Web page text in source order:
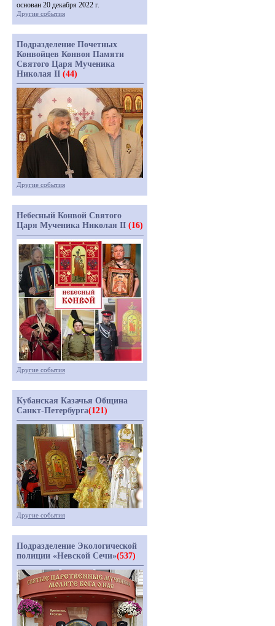
основан 20 декабря 2022 г.
Другие события
Подразделение Почетных
Конвойцев Конвоя Памяти
Святого Царя Мученика
Николая II (44)
Другие события
Небесный Конвой Святого
Царя Мученика Николая II (16)
Другие события
Кубанская Казачья Община
Санкт-Петербурга(121)
Другие события
Подразделение Экологической
полиции «Невской Сечи»(537)